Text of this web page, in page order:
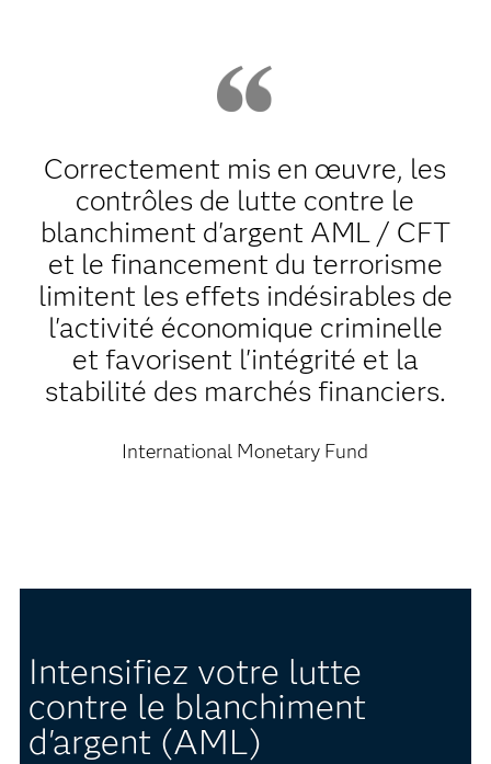
Correctement mis en œuvre, les
contrôles de lutte contre le
blanchiment d'argent AML / CFT
et le financement du terrorisme
limitent les effets indésirables de
l'activité économique criminelle
et favorisent l'intégrité et la
stabilité des marchés financiers.
International Monetary Fund
Intensifiez votre lutte
contre le blanchiment
d'argent (AML)